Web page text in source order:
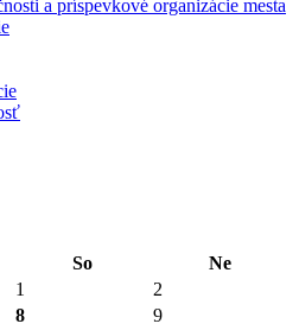
a príspevkové organizácie mesta
So
Ne
1
2
8 9